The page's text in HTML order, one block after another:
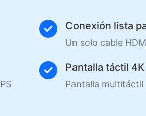
Conexión lista
Un solo cable
Pantalla táctil 4K
Pantalla multitáctil